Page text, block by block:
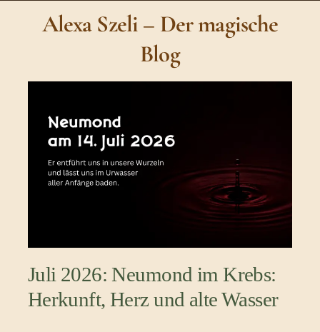
Alexa Szeli – Der magische
Blog
Juli 2026: Neumond im Krebs:
Herkunft, Herz und alte Wasser